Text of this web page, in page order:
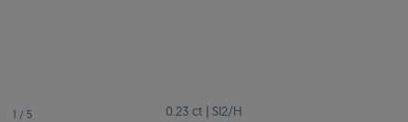
1 / 5 0.23 ct | SI2/H